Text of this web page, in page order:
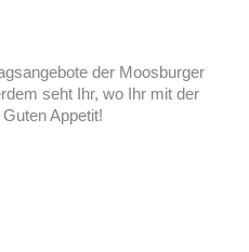
der Moosburger
seht Ihr, wo Ihr mit der
Appetit!